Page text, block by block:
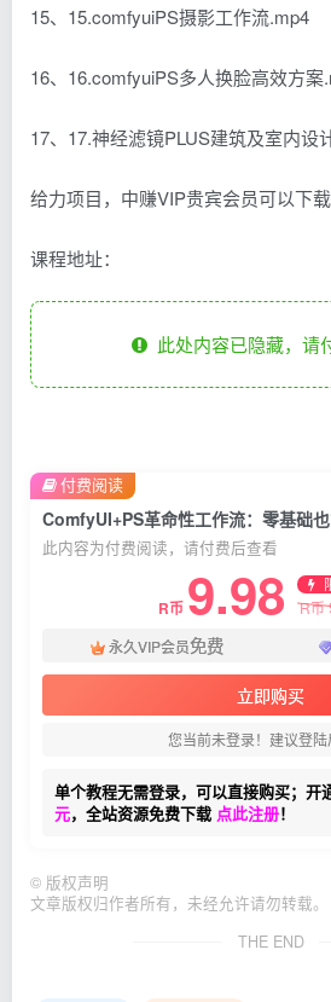
15、15.comfyuiPS摄影工作流.mp4
16、16.comfyuiPS多人换脸高效方案
17、17.神经滤镜PLUS建筑及室内设
给力项目，中赚VIP贵宾会员可以下载
课程地址：
此处内容已隐藏，请
此内容为付费阅读，请付费后查看
R币 9.98 R币
永久VIP会员免费
立即购买
您当前未登录！建议登
单个教程无需登录，可以直接购买；开
元，全站资源免费下载 点此注册！
付费阅读
© 版权声明
文章版权归作者所有，未经允许请勿转载。
THE END